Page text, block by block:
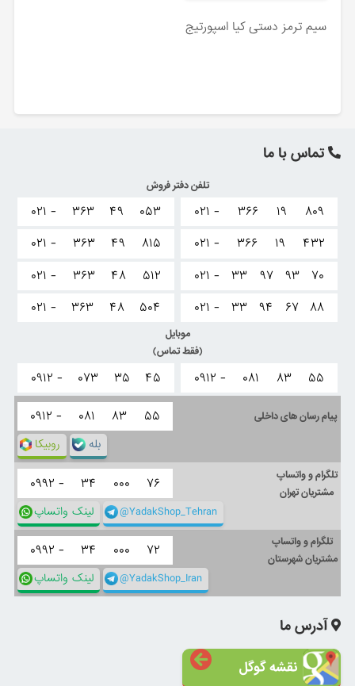
سیم ترمز دستی کیا اسپورتیج
تماس با ما
تلفن دفتر فروش
۰۲۱ - ۳۶۶ ۱۹
۸۰۹
۰۲۱ -
۳۶۶ ۱۹
۴۳۲
۰۲۱ -
۳۳ ۹۷ ۹۳
۷۰
۰۲۱ -
۳۳ ۹۴ ۶۷ ۸۸
۰۲۱ - ۳۶۳ ۴۹
۰۵۳
۰۲۱ -
۳۶۳ ۴۹
۸۱۵
۰۲۱ -
۳۶۳ ۴۸
۵۱۲
۰۲۱ -
۳۶۳ ۴۸ ۵۰۴
موبایل
(فقط تماس)
۰۹۱۲ - ۰۸۱ ۸۳ ۵۵ ۰۹۱۲ - ۰۷۳ ۳۵ ۴۵
پیام رسان های داخلی ۰۹۱۲ - ۰۸۱ ۸۳ ۵۵
روبیکا بله
تلگرام و واتساپ
مشتریان تهران
۰۹۹۲ - ۳۴ ۰۰۰ ۷۶
لینک واتساپ @YadakShop_Tehran
تلگرام و واتساپ
مشتریان شهرستان
۰۹۹۲ - ۳۴ ۰۰۰ ۷۲
لینک واتساپ @YadakShop_Iran
آدرس ما
نقشه گوگل